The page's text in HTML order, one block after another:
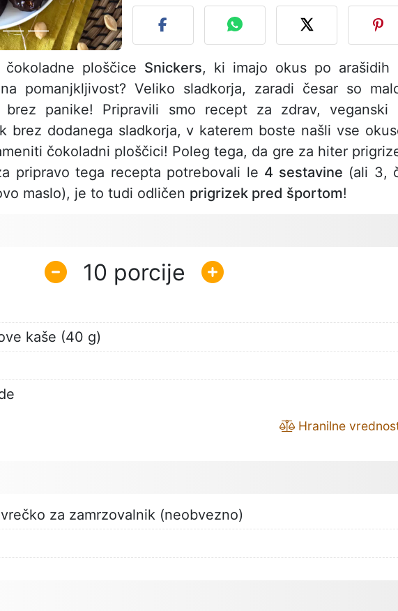
ploščice Snickers, ki imajo okus po arašidih
pomanjkljivost? Veliko sladkorja, zaradi česar so
panike! Pripravili smo recept za zdrav, veganski
brez dodanega sladkorja, v katerem boste našli vse
čokoladni ploščici! Poleg tega, da gre za hiter
pripravo tega recepta potrebovali le 4 sestavine (ali 3,
maslo), je to tudi odličen prigrizek pred športom!
10
kaše (40 g)
Hranilne
za zamrzovalnik (neobvezno)